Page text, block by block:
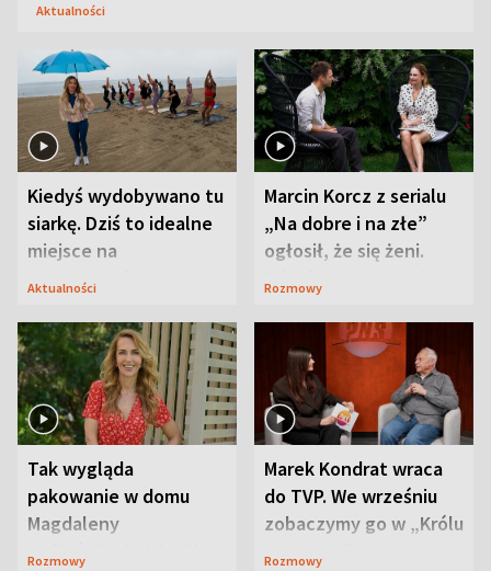
Aktualności
Kiedyś wydobywano tu
siarkę. Dziś to idealne
miejsce na
wypoczynek
Aktualności
Marcin Korcz z serialu
„Na dobre i na złe”
ogłosił, że się żeni.
Zdradził, co zmienił
Rozmowy
Tak wygląda
pakowanie w domu
Magdaleny
Waligórskiej-Lisieckiej.
Rozmowy
Marek Kondrat wraca
do TVP. We wrześniu
zobaczymy go w „Królu
Maciusiu I”
Rozmowy